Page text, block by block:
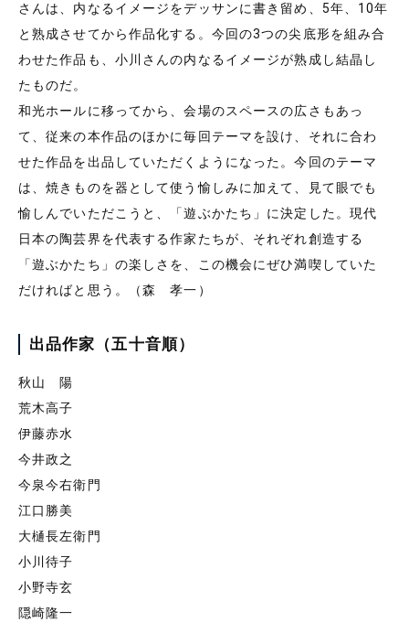
さんは、内なるイメージをデッサンに書き留め、5年、10年
と熟成させてから作品化する。今回の3つの尖底形を組み合
わせた作品も、小川さんの内なるイメージが熟成し結晶し
たものだ。
和光ホールに移ってから、会場のスペースの広さもあっ
て、従来の本作品のほかに毎回テーマを設け、それに合わ
せた作品を出品していただくようになった。今回のテーマ
は、焼きものを器として使う愉しみに加えて、見て眼でも
愉しんでいただこうと、「遊ぶかたち」に決定した。現代
日本の陶芸界を代表する作家たちが、それぞれ創造する
「遊ぶかたち」の楽しさを、この機会にぜひ満喫していた
だければと思う。（森 孝一）
出品作家 （五十音順）
秋山 陽
荒木高子
伊藤赤水
今井政之
今泉今右衛門
江口勝美
大樋長左衛門
小川待子
小野寺玄
隠崎隆一